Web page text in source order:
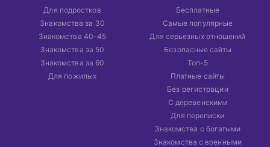
Для подростков
Знакомства за 30
Знакомства 40-45
Знакомства за 50
Знакомства за 60
Для пожилых
Бесплатные
Самые популярные
Для серьезных отношений
Безопасные сайты
Топ-5
Платные сайты
Без регистрации
С деревенскими
Для переписки
Знакомства с богатыми
Знакомства с военными